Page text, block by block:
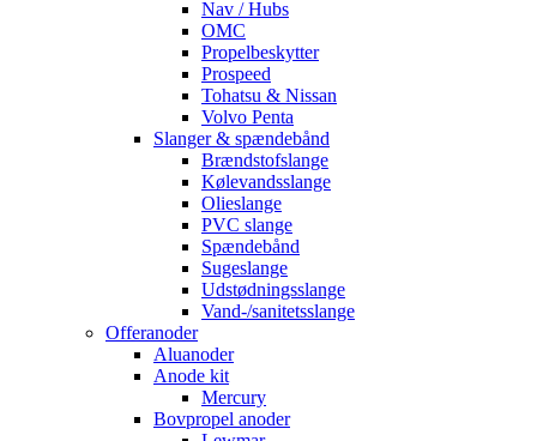
Nav / Hubs
OMC
Propelbeskytter
Prospeed
Tohatsu & Nissan
Volvo Penta
Slanger & spændebånd
Brændstofslange
Kølevandsslange
Olieslange
PVC slange
Spændebånd
Sugeslange
Udstødningsslange
Vand-/sanitetsslange
Offeranoder
Aluanoder
Anode kit
Mercury
Bovpropel anoder